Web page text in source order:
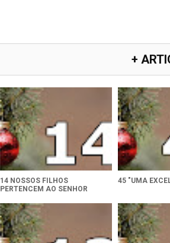
+
14 NOSSOS FILHOS
PERTENCEM AO SENHOR
45 "UMA